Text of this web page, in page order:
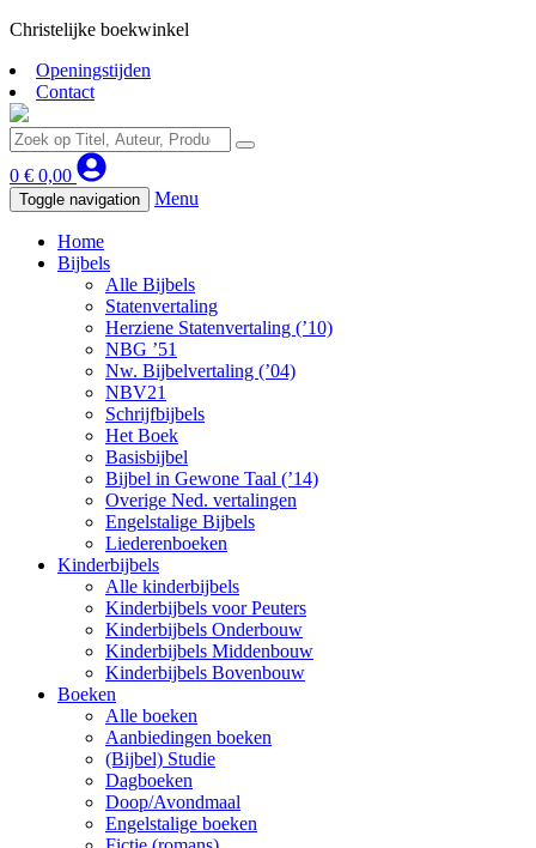
Christelijke boekwinkel
Openingstijden
Contact
0 € 0,00
Toggle navigation Menu
Home
Bijbels
Alle Bijbels
Statenvertaling
Herziene Statenvertaling (’10)
NBG ’51
Nw. Bijbelvertaling (’04)
NBV21
Schrijfbijbels
Het Boek
Basisbijbel
Bijbel in Gewone Taal (’14)
Overige Ned. vertalingen
Engelstalige Bijbels
Liederenboeken
Kinderbijbels
Alle kinderbijbels
Kinderbijbels voor Peuters
Kinderbijbels Onderbouw
Kinderbijbels Middenbouw
Kinderbijbels Bovenbouw
Boeken
Alle boeken
Aanbiedingen boeken
(Bijbel) Studie
Dagboeken
Doop/Avondmaal
Engelstalige boeken